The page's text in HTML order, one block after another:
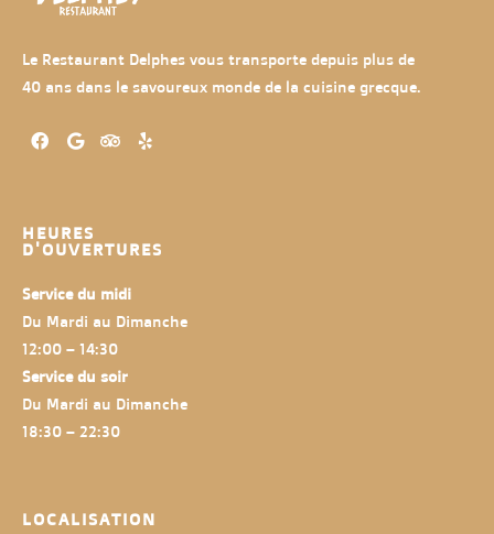
Le Restaurant Delphes vous transporte depuis plus de
40 ans dans le savoureux monde de la cuisine grecque.
HEURES
D'OUVERTURES
Service du midi
Du Mardi au Dimanche
12:00 – 14:30
Service du soir
Du Mardi au Dimanche
18:30 – 22:30
LOCALISATION